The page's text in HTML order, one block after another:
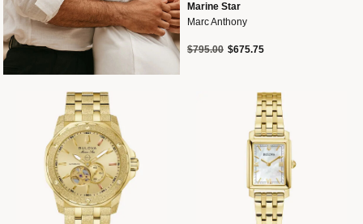
Marine Star
Marc Anthony
Precio reducido de
$795.00a$675.75